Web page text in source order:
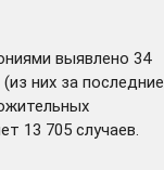
выявлено 34
них за последние
13 705 случаев.